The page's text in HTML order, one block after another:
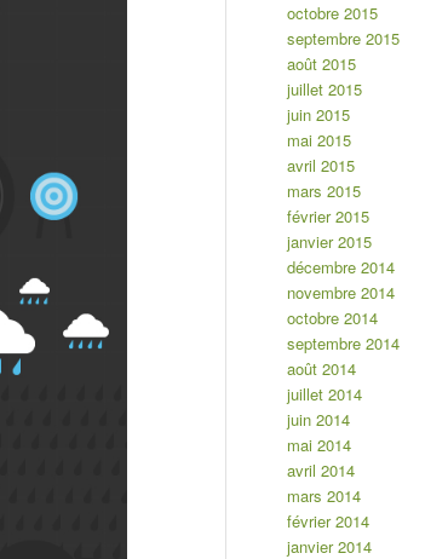
octobre 2015
septembre 2015
août 2015
juillet 2015
juin 2015
mai 2015
avril 2015
mars 2015
février 2015
janvier 2015
décembre 2014
novembre 2014
octobre 2014
septembre 2014
août 2014
juillet 2014
juin 2014
mai 2014
avril 2014
mars 2014
février 2014
janvier 2014